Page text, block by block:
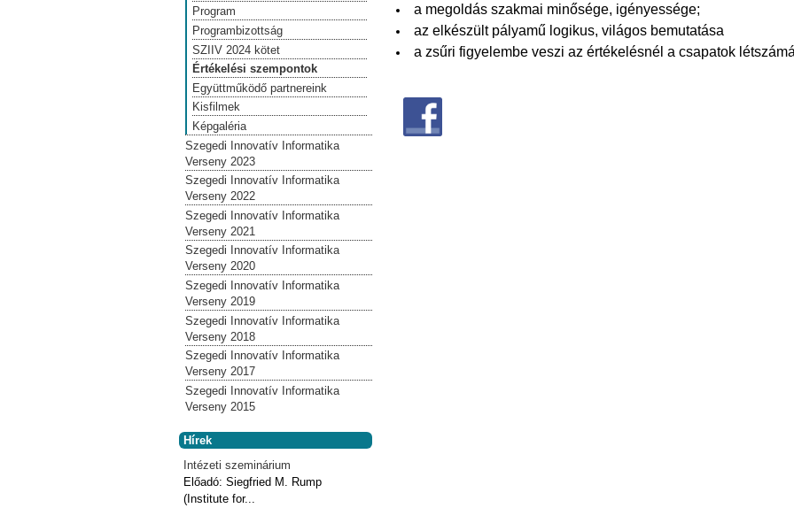
a megoldás szakmai minősége, igényessége;
az elkészült pályamű logikus, világos bemutatása
a zsűri figyelembe veszi az értékelésnél a csapatok
Program
Programbizottság
SZIIV 2024 kötet
Értékelési szempontok
Együttműködő partnereink
Kisfilmek
Képgaléria
Szegedi Innovatív Informatika
Verseny 2023
Szegedi Innovatív Informatika
Verseny 2022
Szegedi Innovatív Informatika
Verseny 2021
Szegedi Innovatív Informatika
Verseny 2020
Szegedi Innovatív Informatika
Verseny 2019
Szegedi Innovatív Informatika
Verseny 2018
Szegedi Innovatív Informatika
Verseny 2017
Szegedi Innovatív Informatika
Verseny 2015
Hírek
Intézeti szeminárium
Előadó:Siegfried M. Rump
(Institute for...